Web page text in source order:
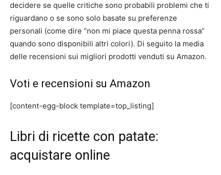
decidere se quelle critiche sono probabili problemi che ti
riguardano o se sono solo basate su preferenze
personali (come dire “non mi piace questa penna rossa”
quando sono disponibili altri colori). Di seguito la media
delle recensioni sui migliori prodotti venduti su Amazon.
Voti e recensioni su Amazon
[content-egg-block template=top_listing]
Libri di ricette con patate:
acquistare online